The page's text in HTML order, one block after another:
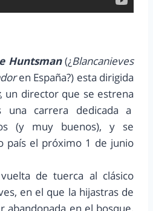
Huntsman(¿Blancanieves
en España?) esta dirigida
, un director que se estrena
una carrera dedicada a
(y muy buenos), y se
país el próximo 1 de junio
de tuerca al clásico
en el que la hijastras de